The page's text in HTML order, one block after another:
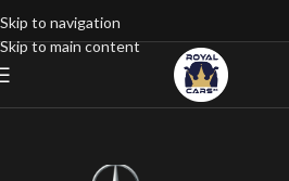
Skip to navigation
Skip to main content
Джип